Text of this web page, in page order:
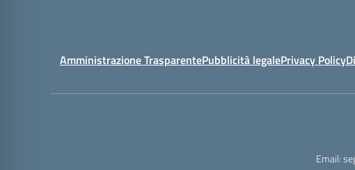
Amministrazione TrasparentePubblicità legalePrivacy Policy
Email: